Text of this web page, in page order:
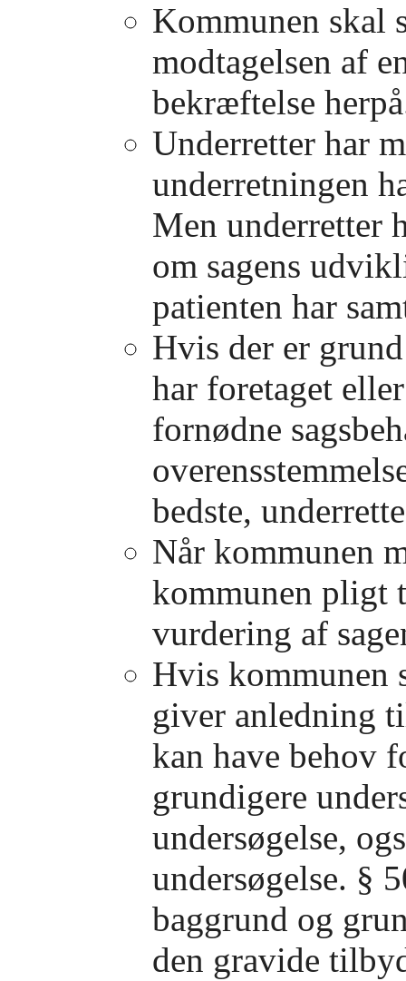
Kommunen skal
modtagelsen af
bekræftelse
Underretter har
underretningen
Men underretter
om sagens
patienten har
Hvis der er
har foretaget
fornødne
bedste,
Når kommunen
kommunen pligt
vurdering af
Hvis kommunen
giver anledning
kan have behov
grundigere
undersøgelse,
undersøgelse. §
baggrund og
den gravide